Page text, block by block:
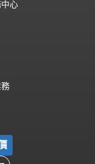
心